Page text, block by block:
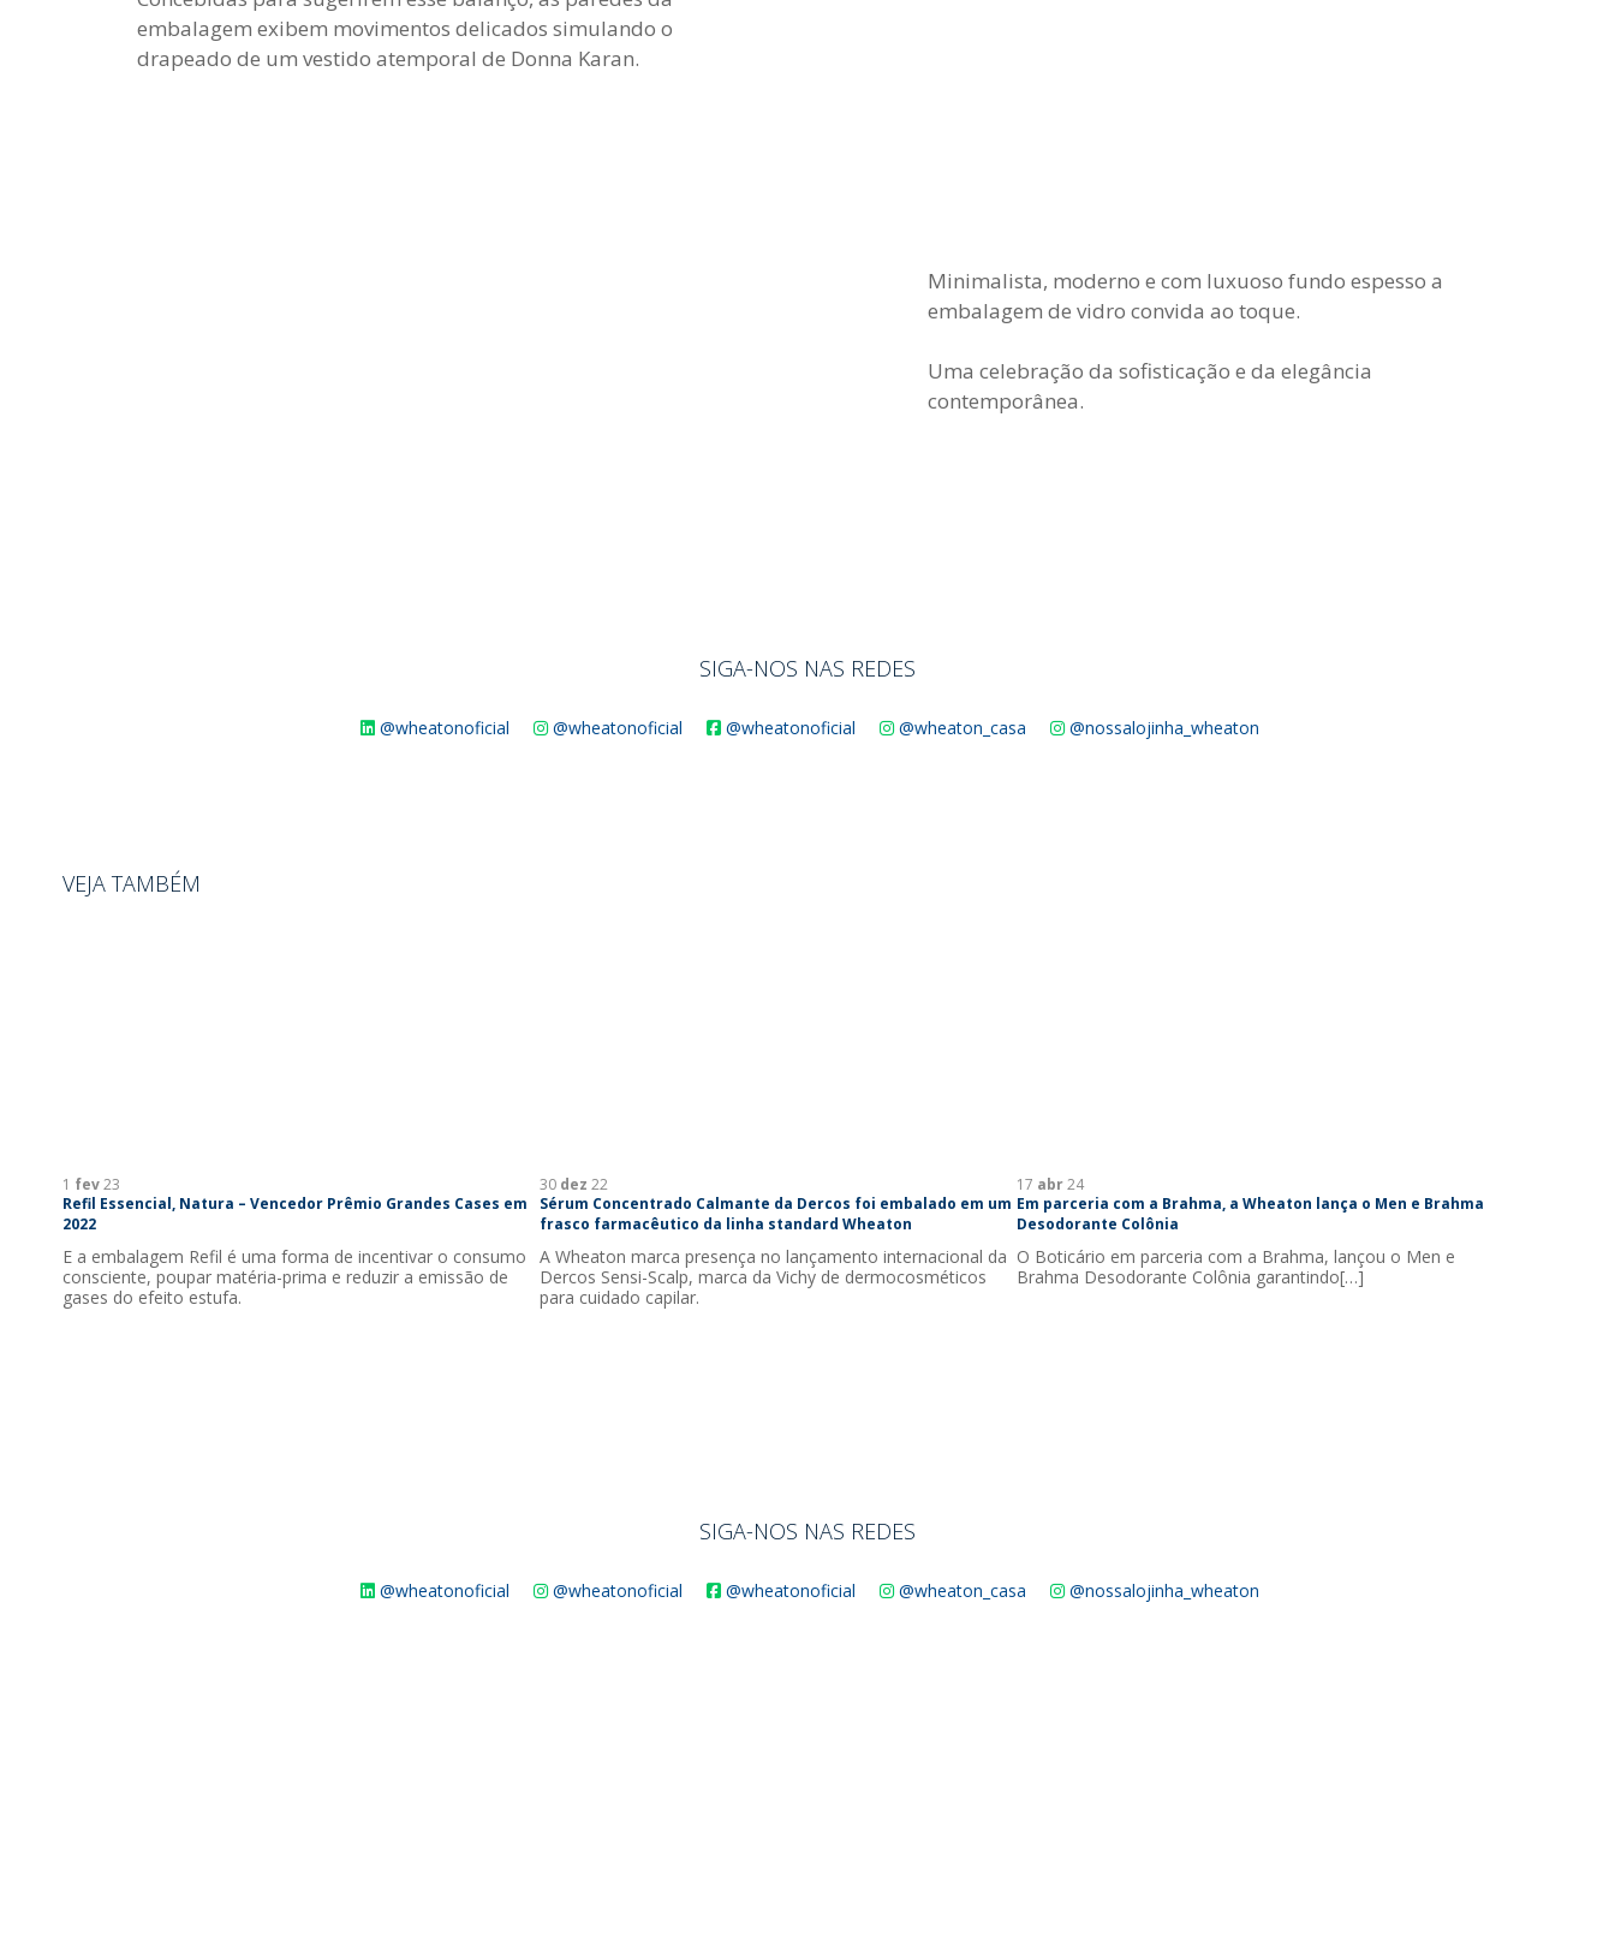
embalagem exibem movimentos delicados simulando o
drapeado de um vestido atemporal de Donna Karan.
Minimalista, moderno e com luxuoso fundo espesso a
embalagem de vidro convida ao toque.
Uma celebração da sofisticação e da elegância
contemporânea.
SIGA-NOS NAS REDES
@wheatonoficial @wheatonoficial @wheatonoficial @wheaton_casa @nossalojinha_wheaton
VEJA TAMBÉM
1 fev23
Refil Essencial, Natura – Vencedor Prêmio Grandes Cases em
2022
E a embalagem Refil é uma forma de incentivar o consumo
consciente, poupar matéria-prima e reduzir a emissão de
gases do efeito estufa.
30 dez 22
Sérum Concentrado Calmante da Dercos foi embalado em um
frasco farmacêutico da linha standard Wheaton
A Wheaton marca presença no lançamento internacional da
Dercos Sensi-Scalp, marca da Vichy de dermocosméticos
para cuidado capilar.
17 abr24
Em parceria com a Brahma, a Wheaton lança o Men e Brahma
Desodorante Colônia
O Boticário em parceria com a Brahma, lançou o Men e
Brahma Desodorante Colônia garantindo[…]
SIGA-NOS NAS REDES
@wheatonoficial @wheatonoficial @wheatonoficial @wheaton_casa @nossalojinha_wheaton